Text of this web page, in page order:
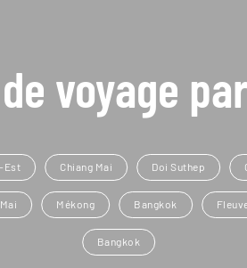
voyage
Est Chiang Mai Doi Suthep
Mékong Bangkok
Bangkok